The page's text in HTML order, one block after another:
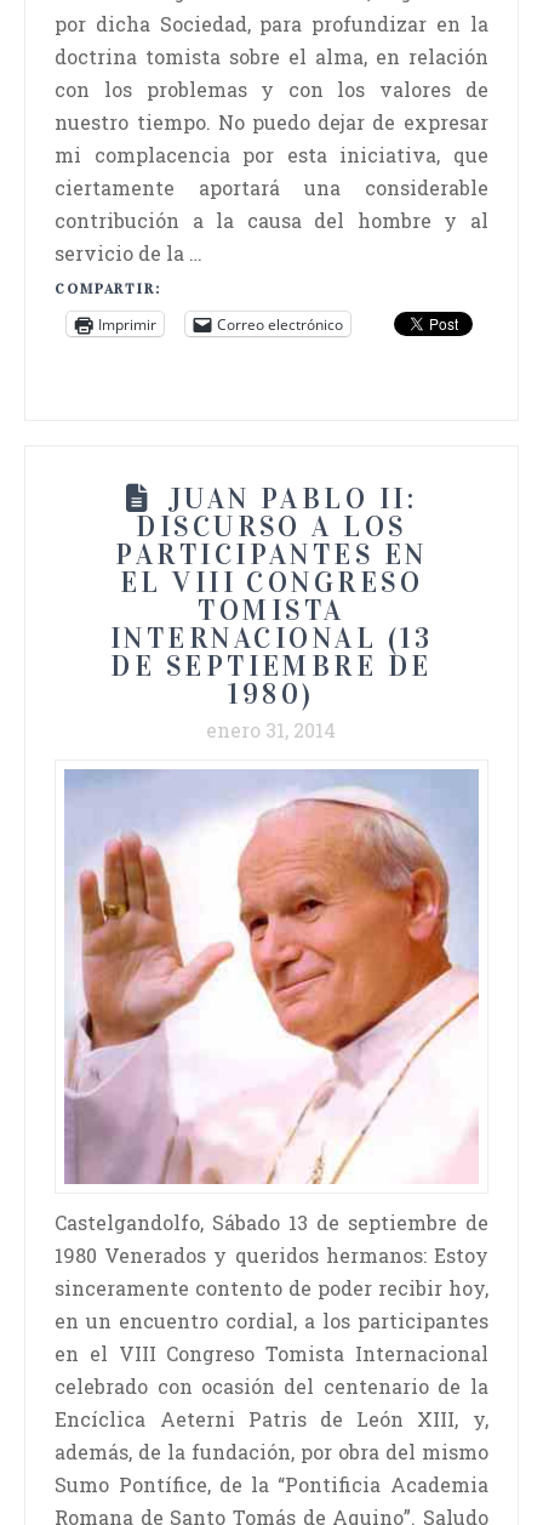
por dicha Sociedad, para profundizar en la
doctrina tomista sobre el alma, en relación
con los problemas y con los valores de
nuestro tiempo. No puedo dejar de expresar
mi complacencia por esta iniciativa, que
ciertamente aportará una considerable
contribución a la causa del hombre y al
servicio de la …
COMPARTIR:
Imprimir Correo electrónico
JUAN PABLO II:
DISCURSO A LOS
PARTICIPANTES EN
EL VIII CONGRESO
TOMISTA
INTERNACIONAL (13
DE SEPTIEMBRE DE
1980)
enero 31, 2014
Castelgandolfo, Sábado 13 de septiembre de
1980 Venerados y queridos hermanos: Estoy
sinceramente contento de poder recibir hoy,
en un encuentro cordial, a los participantes
en el VIII Congreso Tomista Internacional
celebrado con ocasión del centenario de la
Encíclica Aeterni Patris de León XIII, y,
además, de la fundación, por obra del mismo
Sumo Pontífice, de la “Pontificia Academia
Romana de Santo Tomás de Aquino”. Saludo